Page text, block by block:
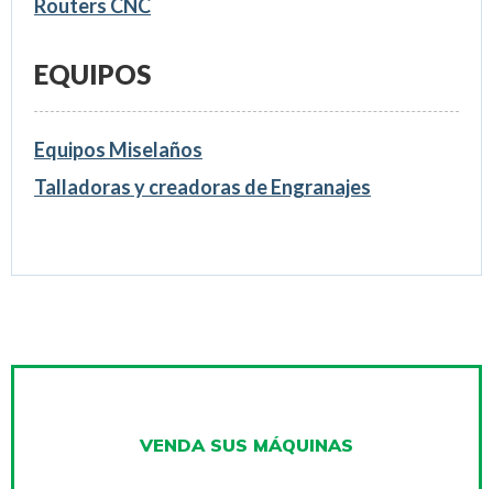
Routers CNC
EQUIPOS
Equipos Miselaños
Talladoras y creadoras de Engranajes
VENDA SUS MÁQUINAS